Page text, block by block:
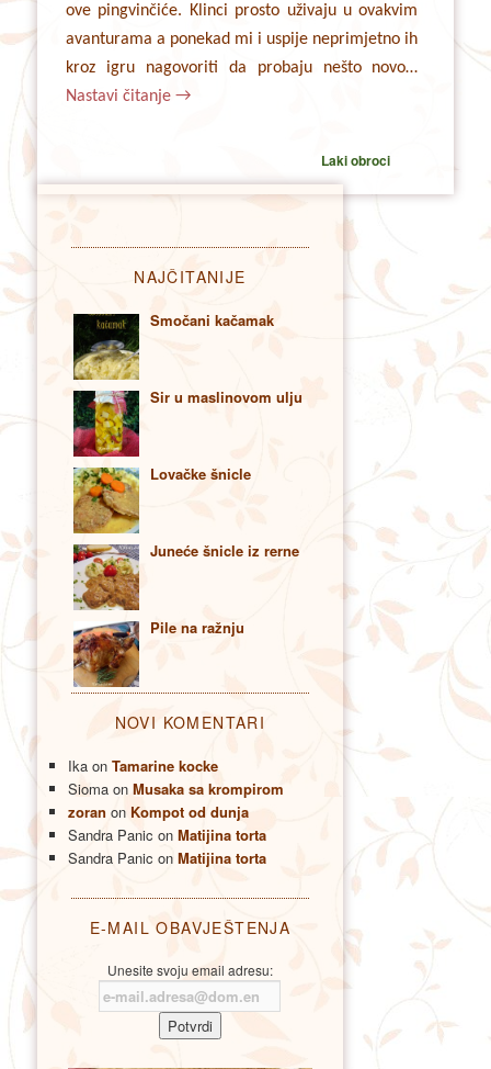
ove pingvinčiće. Klinci prosto uživaju u ovakvim
avanturama a ponekad mi i uspije neprimjetno ih
kroz igru nagovoriti da probaju nešto novo…
Nastavi čitanje→
Laki obroci
NAJČITANIJE
Smočani kačamak
Sir u maslinovom ulju
Lovačke šnicle
Juneće šnicle iz rerne
Pile na ražnju
NOVI KOMENTARI
Ikaon Tamarine kocke
Siomaon Musaka sa krompirom
zoran on Kompot od dunja
Sandra Panic on Matijina torta
Sandra Panic on Matijina torta
E-MAIL OBAVJEŠTENJA
Unesite svoju email adresu: